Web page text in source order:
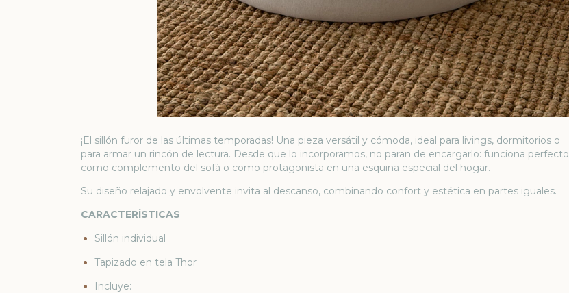
¡El sillón furor de las últimas temporadas! Una pieza versátil y cómoda, ideal para livings, dormitorios o
para armar un rincón de lectura. Desde que lo incorporamos, no paran de encargarlo: funciona perfecto
como complemento del sofá o como protagonista en una esquina especial del hogar.
Su diseño relajado y envolvente invita al descanso, combinando confort y estética en partes iguales.
CARACTERÍSTICAS
Sillón individual
Tapizado en tela Thor
Incluye: